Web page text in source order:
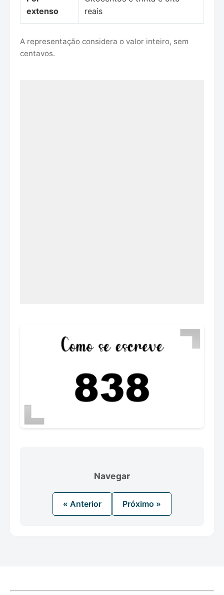
extenso
reais
A representação considera o valor inteiro, sem
centavos.
Navegar
« Anterior Próximo »